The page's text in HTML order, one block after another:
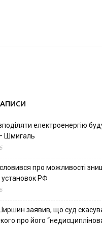
електроенергію
Шмигаль
про можливості
установок РФ
заявив, що суд
про його